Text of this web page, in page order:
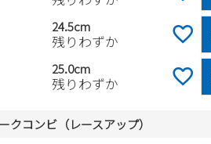
24.5cm
残りわずか
25.0cm
残りわずか
クコンビ（レースアップ）